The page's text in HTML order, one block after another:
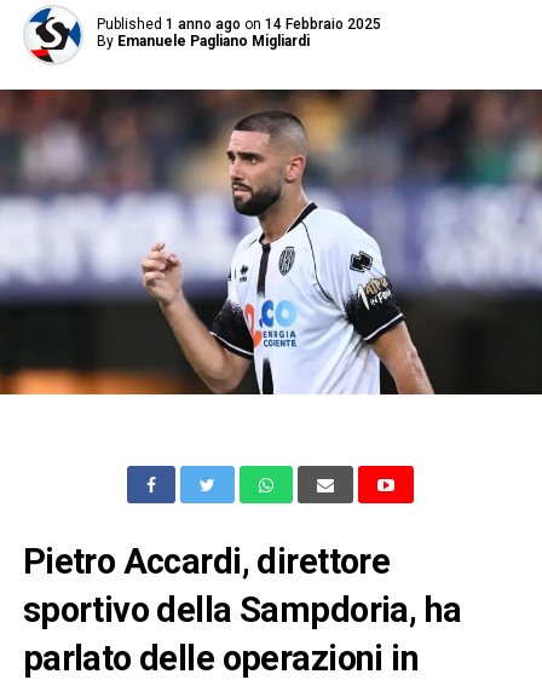
Published 1 anno ago on 14 Febbraio 2025
By Emanuele Pagliano Migliardi
Pietro Accardi, direttore
sportivo della Sampdoria, ha
parlato delle operazioni in